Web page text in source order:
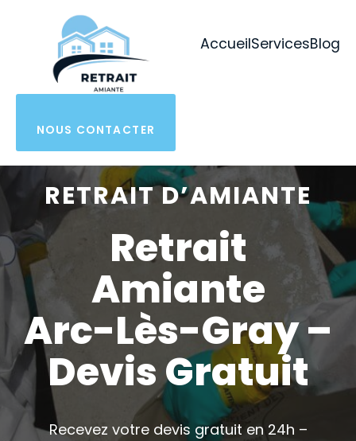
AccueilServicesBlog
NOUS CONTACTER
RETRAIT D’AMIANTE
Retrait
Amiante
Arc-Lès-Gray –
Devis Gratuit
Recevez votre devis gratuit en 24h –